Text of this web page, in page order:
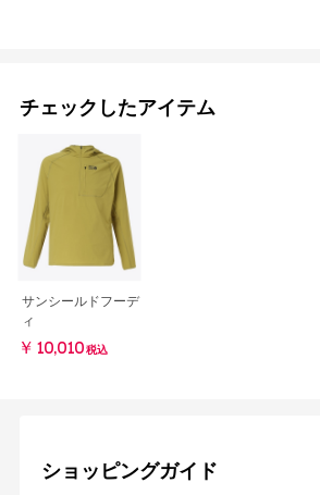
チェックしたアイテム
サンシールドフーデ
ィ
￥10,010 税込
ショッピングガイド